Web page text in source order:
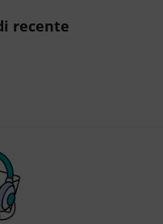
recente